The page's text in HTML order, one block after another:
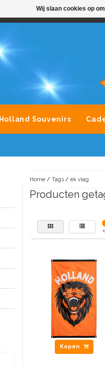
Holland Souvenirs
Home/ Tags/ ek vlag
Producten
€
Kopen
Wij slaan cookies op